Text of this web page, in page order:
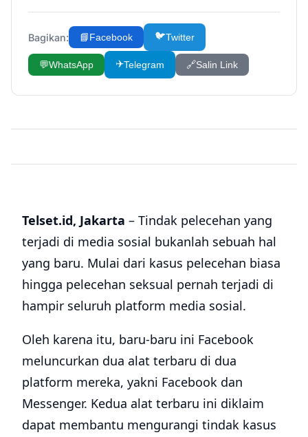
Bagikan: 📘Facebook 🐦Twitter
💬WhatsApp ✈️Telegram 🔗Salin Link
Telset.id, Jakarta – Tindak pelecehan yang
terjadi di media sosial bukanlah sebuah hal
yang baru. Mulai dari kasus pelecehan biasa
hingga pelecehan seksual pernah terjadi di
hampir seluruh platform media sosial.
Oleh karena itu, baru-baru ini Facebook
meluncurkan dua alat terbaru di dua
platform mereka, yakni Facebook dan
Messenger. Kedua alat terbaru ini diklaim
dapat membantu mengurangi tindak kasus